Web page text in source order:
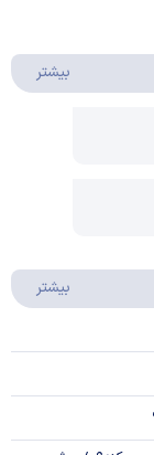
بیشتر
بیشتر